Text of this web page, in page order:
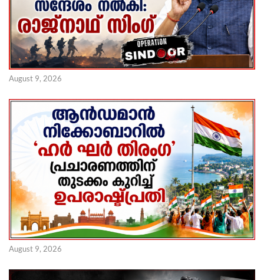
August 9, 2026
August 9, 2026